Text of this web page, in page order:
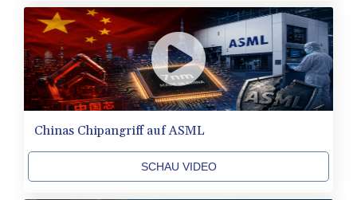
PYG
6853.914834
QAR 4.213648
RON 5.244583
RSD 117.338542
RUB 94.338828
RWF
1694.978938
SBD 9.325039
SCR 16.705092
Chinas Chipangriff auf ASML
SCHAU VIDEO